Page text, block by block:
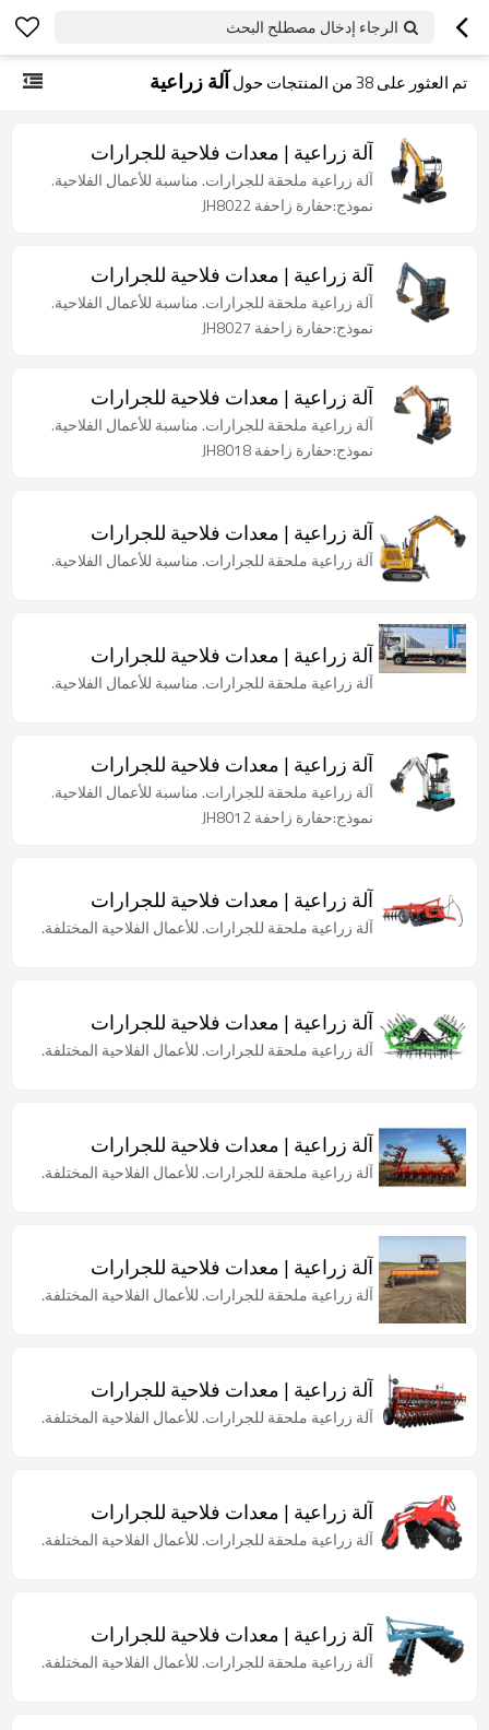
الرجاء إدخال مصطلح البحث
تم العثور على38من المنتجات حولآلة زراعية
آلة زراعية | معدات فلاحية للجرارات
آلة زراعية ملحقة للجرارات. مناسبة للأعمال الفلاحية.
نموذج:حفارة زاحفة JH8022
آلة زراعية | معدات فلاحية للجرارات
آلة زراعية ملحقة للجرارات. مناسبة للأعمال الفلاحية.
نموذج:حفارة زاحفة JH8027
آلة زراعية | معدات فلاحية للجرارات
آلة زراعية ملحقة للجرارات. مناسبة للأعمال الفلاحية.
نموذج:حفارة زاحفة JH8018
آلة زراعية | معدات فلاحية للجرارات
آلة زراعية ملحقة للجرارات. مناسبة للأعمال الفلاحية.
آلة زراعية | معدات فلاحية للجرارات
آلة زراعية ملحقة للجرارات. مناسبة للأعمال الفلاحية.
آلة زراعية | معدات فلاحية للجرارات
آلة زراعية ملحقة للجرارات. مناسبة للأعمال الفلاحية.
نموذج:حفارة زاحفة JH8012
آلة زراعية | معدات فلاحية للجرارات
آلة زراعية ملحقة للجرارات. للأعمال الفلاحية المختلفة.
آلة زراعية | معدات فلاحية للجرارات
آلة زراعية ملحقة للجرارات. للأعمال الفلاحية المختلفة.
آلة زراعية | معدات فلاحية للجرارات
آلة زراعية ملحقة للجرارات. للأعمال الفلاحية المختلفة.
آلة زراعية | معدات فلاحية للجرارات
آلة زراعية ملحقة للجرارات. للأعمال الفلاحية المختلفة.
آلة زراعية | معدات فلاحية للجرارات
آلة زراعية ملحقة للجرارات. للأعمال الفلاحية المختلفة.
آلة زراعية | معدات فلاحية للجرارات
آلة زراعية ملحقة للجرارات. للأعمال الفلاحية المختلفة.
آلة زراعية | معدات فلاحية للجرارات
آلة زراعية ملحقة للجرارات. للأعمال الفلاحية المختلفة.